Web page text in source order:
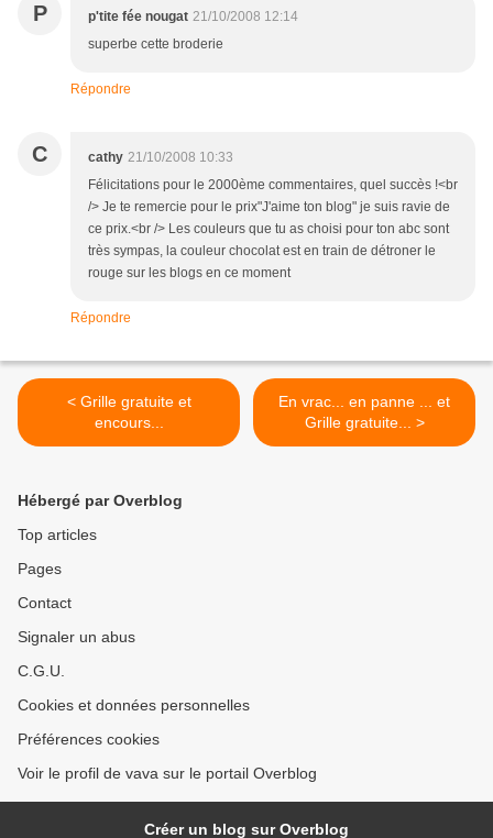
P p'tite fée nougat 21/10/2008 12:14
superbe cette broderie
Répondre
C cathy 21/10/2008 10:33
Félicitations pour le 2000ème commentaires, quel succès !<br
/> Je te remercie pour le prix"J'aime ton blog" je suis ravie de
ce prix.<br /> Les couleurs que tu as choisi pour ton abc sont
très sympas, la couleur chocolat est en train de détroner le
rouge sur les blogs en ce moment
Répondre
< Grille gratuite et
encours...
En vrac... en panne ... et
Grille gratuite... >
Hébergé par Overblog
Top articles
Pages
Contact
Signaler un abus
C.G.U.
Cookies et données personnelles
Préférences cookies
Voir le profil de vava sur le portail Overblog
Créer un blog sur Overblog